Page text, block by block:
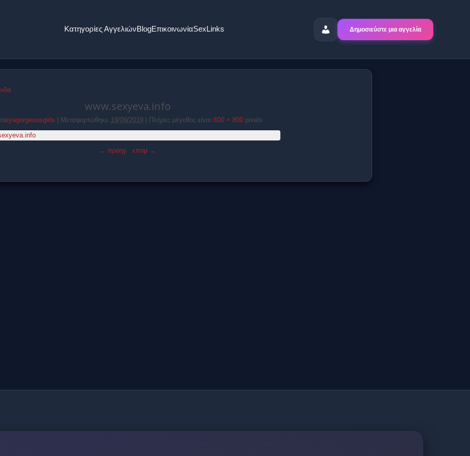
Κατηγορίες ΑγγελιώνBlogΕπικοινωνίαSexLinks Δημοσιεύστε μια αγγελία
www.sexyeva.info
eyagorgeousgirls Μεταφορτώθηκε 19/09/2019 Πλήρες μέγεθος είναι 600 × 800 pixels
← προηγ επομ →